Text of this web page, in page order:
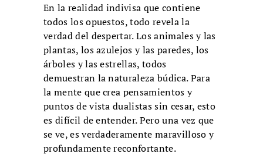
En la realidad indivisa que contiene
todos los opuestos, todo revela la
verdad del despertar. Los animales y las
plantas, los azulejos y las paredes, los
árboles y las estrellas, todos
demuestran la naturaleza búdica. Para
la mente que crea pensamientos y
puntos de vista dualistas sin cesar, esto
es difícil de entender. Pero una vez que
se ve, es verdaderamente maravilloso y
profundamente reconfortante.